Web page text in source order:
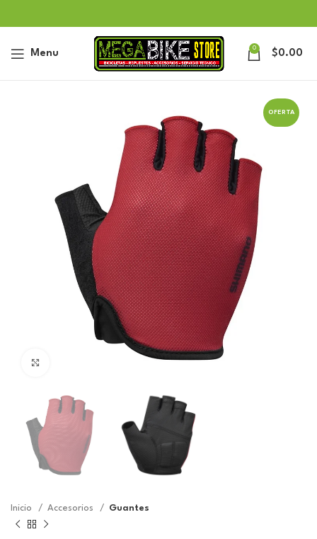
Menu 0 $0.00
OFERTA
Inicio Accesorios Guantes